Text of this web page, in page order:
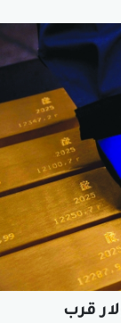
جلوبال
القطاع الخاص
والدولار قرب